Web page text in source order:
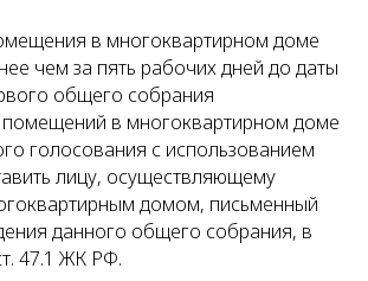
в многоквартирном доме
чем за пять рабочих дней до даты
общего собрания
помещений в многоквартирном доме
голосования с использованием
лицу, осуществляющему
домом, письменный
данного общего собрания, в
47.1 ЖК РФ.